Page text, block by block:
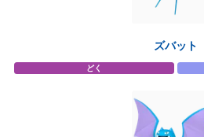
ズバット
どく